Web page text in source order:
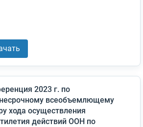
2023 г. по
всеобъемлющему
хода осуществления
действий ООН по